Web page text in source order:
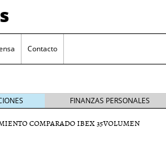
Contacto
FINANZAS PERSONALES
COMPARADO IBEX 35VOLUMEN